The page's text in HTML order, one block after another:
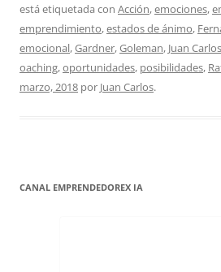
está etiquetada con Acción,emociones,
emprendimiento,estados de ánimo,
emocional,Gardner,Goleman, Juan
oaching,oportunidades, posibilidades,
marzo, 2018 por Juan Carlos.
CANAL EMPRENDEDOREX IA